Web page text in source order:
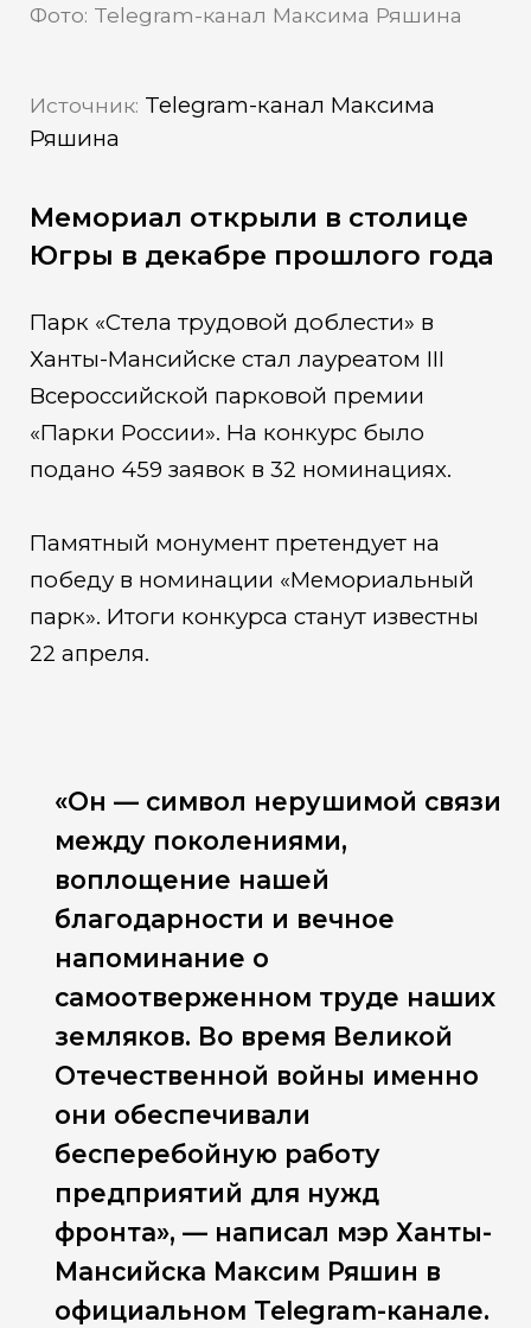
Фото: Telegram-канал Максима Ряшина
Источник: Telegram-канал Максима
Ряшина
Мемориал открыли в столице
Югры в декабре прошлого года
Парк «Стела трудовой доблести» в
Ханты-Мансийске стал лауреатом III
Всероссийской парковой премии
«Парки России». На конкурс было
подано 459 заявок в 32 номинациях.
Памятный монумент претендует на
победу в номинации «Мемориальный
парк». Итоги конкурса станут известны
22 апреля.
«Он — символ нерушимой связи
между поколениями,
воплощение нашей
благодарности и вечное
напоминание о
самоотверженном труде наших
земляков. Во время Великой
Отечественной войны именно
они обеспечивали
бесперебойную работу
предприятий для нужд
фронта», — написал мэр Ханты-
Мансийска Максим Ряшин в
официальном Telegram-канале.